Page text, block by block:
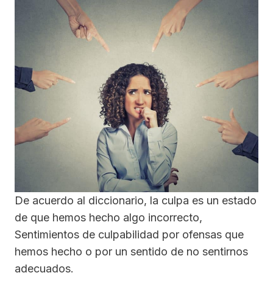
De acuerdo al diccionario, la culpa es un estado
de que hemos hecho algo incorrecto,
Sentimientos de culpabilidad por ofensas que
hemos hecho o por un sentido de no sentirnos
adecuados.